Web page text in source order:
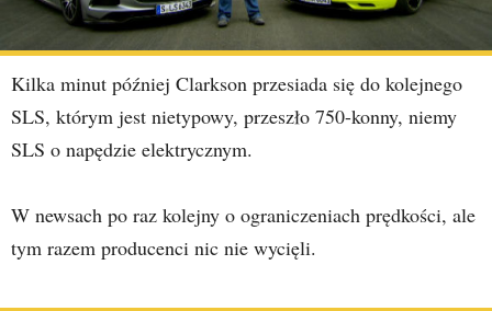
Kilka minut później Clarkson przesiada się do kolejnego
SLS, którym jest nietypowy, przeszło 750-konny, niemy
SLS o napędzie elektrycznym.
W newsach po raz kolejny o ograniczeniach prędkości, ale
tym razem producenci nic nie wycięli.